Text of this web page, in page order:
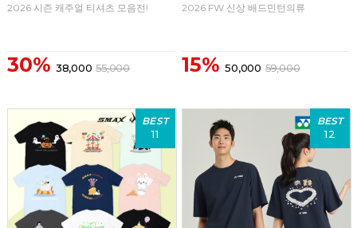
2026 시즌 캐주얼 티셔츠 모음전!
30% 38,000 55,000
2026 FW 신상 배드민턴의류
15% 50,000 59,000
BEST
11
BEST
12